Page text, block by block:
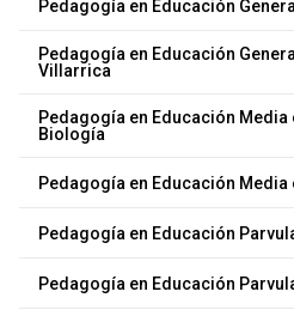
Pedagogía en Educación
Pedagogía en Educación
Villarrica
Pedagogía en Educación Media
Biología
Pedagogía en Educación Media
Pedagogía en Educación
Pedagogía en Educación